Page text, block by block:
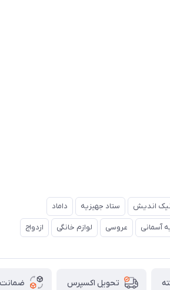
اندیش ستاد جهیزیه داماد
آسمانی عروسی لوازم خانگی ازدواج
تحویل اکسپرس ضمانت